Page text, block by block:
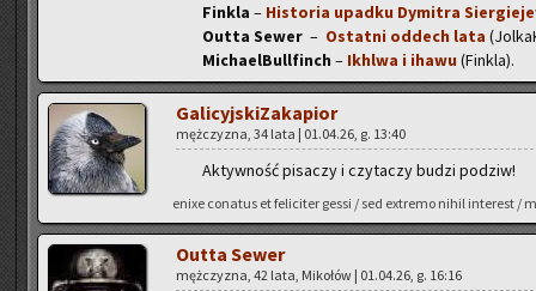
Fin­kla – Hi­sto­ria upad­ku Dy­mi­tra
Outta Sewer – Ostat­ni od­dech lata
Mi­cha­el­Bul­l­finch – Ikhl­wa i ihawu(Fin­kla).
Ga­li­cyj­ski­Za­ka­pior
męż­czy­zna, 34 lata | 01.04.26, g. 13:40
Ak­tyw­ność pi­sa­czy i czy­ta­czy budzi po­dziw!
enixe co­na­tus et fe­li­ci­ter gessi / sed extre­mo nihil in­te­rest
Outta Sewer
męż­czy­zna, 42 lata, Mi­ko­łów | 01.04.26, g. 16:16